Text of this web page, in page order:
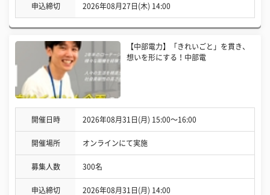
申込締切 2026年08月27日(木) 14:00
【中部電力】「きれいごと」を貫き、
想いを形にする！中部電
開催日時 2026年08月31日(月) 15:00〜16:00
開催場所 オンラインにて実施
募集人数 300名
申込締切 2026年08月31日(月) 14:00